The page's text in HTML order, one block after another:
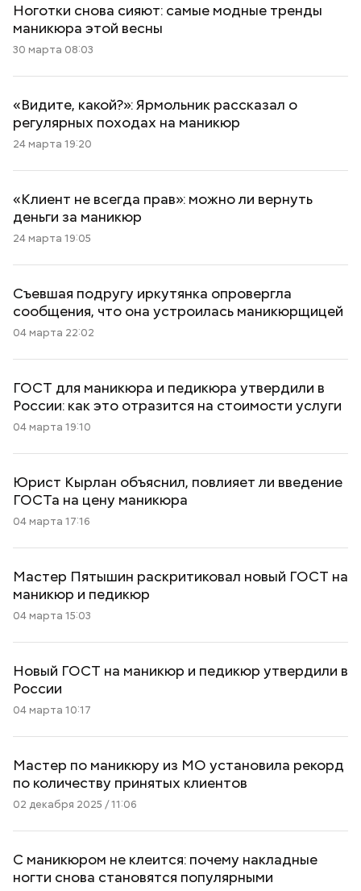
Ноготки снова сияют: самые модные тренды
маникюра этой весны
30 марта 08:03
«Видите, какой?»: Ярмольник рассказал о
регулярных походах на маникюр
24 марта 19:20
«Клиент не всегда прав»: можно ли вернуть
деньги за маникюр
24 марта 19:05
Съевшая подругу иркутянка опровергла
сообщения, что она устроилась маникюрщицей
04 марта 22:02
ГОСТ для маникюра и педикюра утвердили в
России: как это отразится на стоимости услуги
04 марта 19:10
Юрист Кырлан объяснил, повлияет ли введение
ГОСТа на цену маникюра
04 марта 17:16
Мастер Пятышин раскритиковал новый ГОСТ на
маникюр и педикюр
04 марта 15:03
Новый ГОСТ на маникюр и педикюр утвердили в
России
04 марта 10:17
Мастер по маникюру из МО установила рекорд
по количеству принятых клиентов
02 декабря 2025 / 11:06
С маникюром не клеится: почему накладные
ногти снова становятся популярными